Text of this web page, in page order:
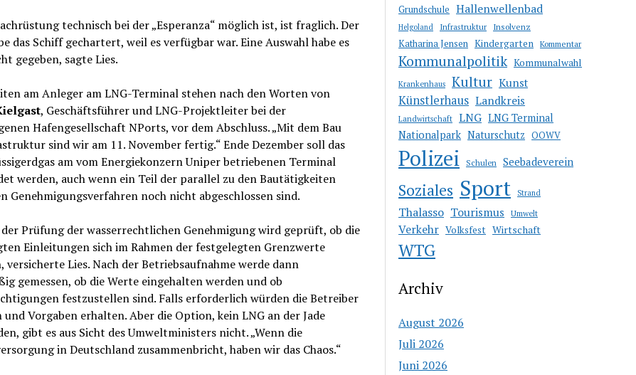
technisch bei der „Esperanza“ möglich ist, ist fraglich. Der
das Schiff gechartert, weil es verfügbar war. Eine Auswahl habe es
gegeben, sagte Lies.
am Anleger am LNG-Terminal stehen nach den Worten von
, Geschäftsführer und LNG-Projektleiter bei der
Hafengesellschaft NPorts, vor dem Abschluss. „Mit dem Bau
sind wir am 11. November fertig.“ Ende Dezember soll das
am vom Energiekonzern Uniper betriebenen Terminal
werden, auch wenn ein Teil der parallel zu den Bautätigkeiten
Genehmigungsverfahren noch nicht abgeschlossen sind.
Prüfung der wasserrechtlichen Genehmigung wird geprüft, ob die
Einleitungen sich im Rahmen der festgelegten Grenzwerte
versicherte Lies. Nach der Betriebsaufnahme werde dann
gemessen, ob die Werte eingehalten werden und ob
festzustellen sind. Falls erforderlich würden die Betreiber
und Vorgaben erhalten. Aber die Option, kein LNG an der Jade
gibt es aus Sicht des Umweltministers nicht. „Wenn die
in Deutschland zusammenbricht, haben wir das Chaos.“
Grundschule Hallenwellenbad
Helgoland Infrastruktur Insolvenz
Katharina Jensen Kindergarten Kommentar
Kommunalpolitik Kommunalwahl
Krankenhaus Kultur Kunst
Künstlerhaus Landkreis
Landwirtschaft LNG LNG Terminal
Nationalpark Naturschutz OOWV
Polizei Schulen Seebadeverein
Soziales Sport Strand
Thalasso Tourismus Umwelt
Verkehr Volksfest Wirtschaft
WTG
Archiv
August 2026
Juli 2026
Juni 2026